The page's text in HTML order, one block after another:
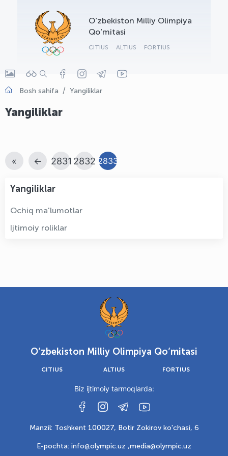
O‘zbekiston Milliy Olimpiya
Qo‘mitasi
CITIUS ALTIUS FORTIUS
Bosh sahifa Yangiliklar
Yangiliklar
« ← 2831 2832 2833
Yangiliklar
Ochiq ma'lumotlar
Ijtimoiy roliklar
O‘zbekiston Milliy Olimpiya Qo‘mitasi
CITIUS ALTIUS FORTIUS
Biz ijtimoiy tarmoqlarda:
Manzil: Toshkent 100027, Botir Zokirov ko'chasi, 6
E-pochta: info@olympic.uz ,media@olympic.uz
OLYMPCHIK AI - yordamchi
Onlayn · olympic.uz